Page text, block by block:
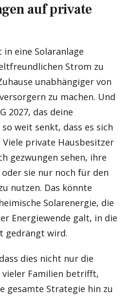
auf private
eine Solaranlage
Strom zu
unabhängiger von
zu machen. Und
2027, das deine
weit senkt, dass es sich
private Hausbesitzer
gezwungen sehen, ihre
sie nur noch für den
nutzen. Das könnte
Solarenergie, die
Energiewende galt, in die
gedrängt wird.
dies nicht nur die
Familien betrifft,
gesamte Strategie hin zu